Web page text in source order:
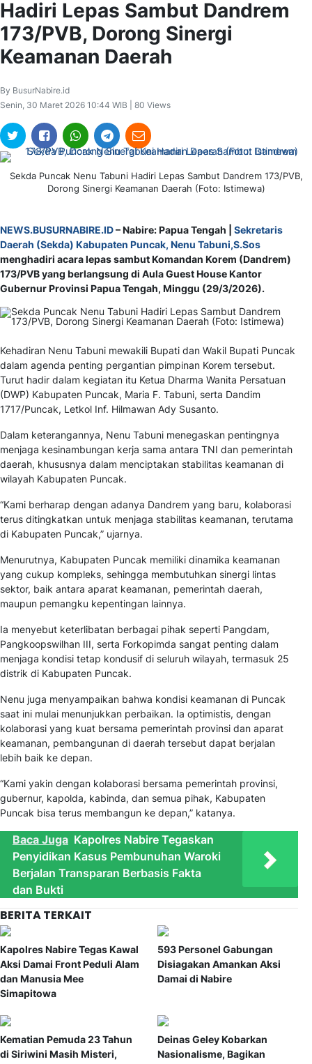
Hadiri Lepas Sambut Dandrem
173/PVB, Dorong Sinergi
Keamanan Daerah
By BusurNabire.id
Senin, 30 Maret 2026 10:44 WIB | 80 Views
Sekda Puncak Nenu Tabuni Hadiri Lepas Sambut Dandrem 173/PVB,
Dorong Sinergi Keamanan Daerah (Foto: Istimewa)
NEWS.BUSURNABIRE.ID– Nabire: Papua Tengah | Sekretaris
Daerah (Sekda) Kabupaten Puncak, Nenu Tabuni,S.Sos
menghadiri acara lepas sambut Komandan Korem (Dandrem)
173/PVB yang berlangsung di Aula Guest House Kantor
Gubernur Provinsi Papua Tengah, Minggu (29/3/2026).
Kehadiran Nenu Tabuni mewakili Bupati dan Wakil Bupati Puncak
dalam agenda penting pergantian pimpinan Korem tersebut.
Turut hadir dalam kegiatan itu Ketua Dharma Wanita Persatuan
(DWP) Kabupaten Puncak, Maria F. Tabuni, serta Dandim
1717/Puncak, Letkol Inf. Hilmawan Ady Susanto.
Dalam keterangannya, Nenu Tabuni menegaskan pentingnya
menjaga kesinambungan kerja sama antara TNI dan pemerintah
daerah, khususnya dalam menciptakan stabilitas keamanan di
wilayah Kabupaten Puncak.
“Kami berharap dengan adanya Dandrem yang baru, kolaborasi
terus ditingkatkan untuk menjaga stabilitas keamanan, terutama
di Kabupaten Puncak,” ujarnya.
Menurutnya, Kabupaten Puncak memiliki dinamika keamanan
yang cukup kompleks, sehingga membutuhkan sinergi lintas
sektor, baik antara aparat keamanan, pemerintah daerah,
maupun pemangku kepentingan lainnya.
Ia menyebut keterlibatan berbagai pihak seperti Pangdam,
Pangkoopswilhan III, serta Forkopimda sangat penting dalam
menjaga kondisi tetap kondusif di seluruh wilayah, termasuk 25
distrik di Kabupaten Puncak.
Nenu juga menyampaikan bahwa kondisi keamanan di Puncak
saat ini mulai menunjukkan perbaikan. Ia optimistis, dengan
kolaborasi yang kuat bersama pemerintah provinsi dan aparat
keamanan, pembangunan di daerah tersebut dapat berjalan
lebih baik ke depan.
“Kami yakin dengan kolaborasi bersama pemerintah provinsi,
gubernur, kapolda, kabinda, dan semua pihak, Kabupaten
Puncak bisa terus membangun ke depan,” katanya.
Baca Juga Kapolres Nabire Tegaskan
Penyidikan Kasus Pembunuhan Waroki
Berjalan Transparan Berbasis Fakta
dan Bukti
BERITA TERKAIT
Kapolres Nabire Tegas Kawal
Aksi Damai Front Peduli Alam
dan Manusia Mee
Simapitowa
593 Personel Gabungan
Disiagakan Amankan Aksi
Damai di Nabire
Kematian Pemuda 23 Tahun
di Siriwini Masih Misteri,
Deinas Geley Kobarkan
Nasionalisme, Bagikan